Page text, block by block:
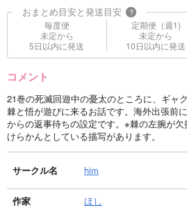
おまとめ目安と発送目安 ?
毎度便
未定から
5日以内に発送
定期便（週1)
未定から
10日以内に発送
コメント
21巻の死滅回遊中の憂太のところに、ギャ
棘と悟が遊びに来るお話です。海外出張前
からの返事待ちの設定です。※棘の左腕が
けらかんとしている描写があります。
サークル名 him
作家
ほし